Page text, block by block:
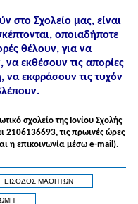
στο Σχολείο μας, είναι
οποιαδήποτε
θέλουν, για να
εκθέσουν τις απορίες
να εκφράσουν τις τυχόν
σχολείο της Ιονίου Σχολής
2106136693, τις πρωινές ώρες
η επικοινωνία μέσω e-mail).
ΕΙΣΟΔΟΣ ΜΑΘΗΤΩΝ